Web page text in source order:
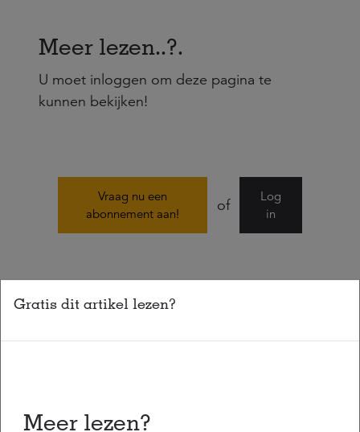
Meer lezen..?.
U moet inloggen om deze pagina te
kunnen bekijken!
Vraag nu een
abonnement aan!
of
Log
in
Gratis dit artikel lezen?
Meer lezen?